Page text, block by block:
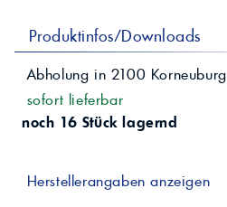
Produktinfos/Downloads
Abholung in 2100 Korneuburg
sofort lieferbar
noch 16 Stück lagernd
Herstellerangaben anzeigen